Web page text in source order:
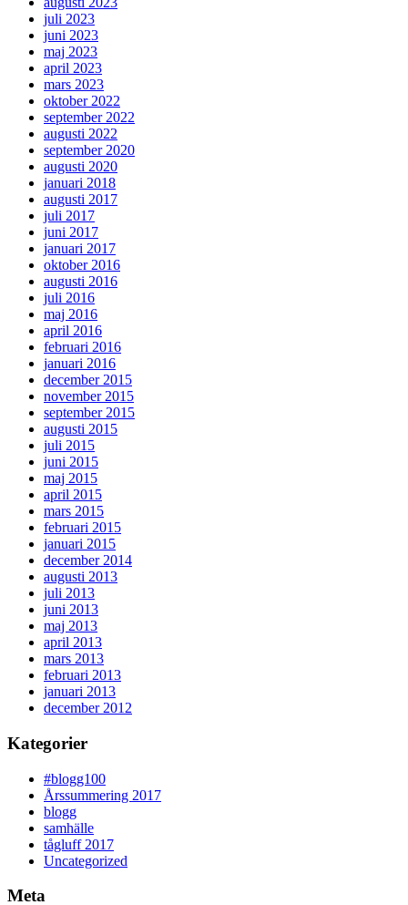
juli 2023
juni 2023
maj 2023
april 2023
mars 2023
oktober 2022
september 2022
augusti 2022
september 2020
augusti 2020
januari 2018
augusti 2017
juli 2017
juni 2017
januari 2017
oktober 2016
augusti 2016
juli 2016
maj 2016
april 2016
februari 2016
januari 2016
december 2015
november 2015
september 2015
augusti 2015
juli 2015
juni 2015
maj 2015
april 2015
mars 2015
februari 2015
januari 2015
december 2014
augusti 2013
juli 2013
juni 2013
maj 2013
april 2013
mars 2013
februari 2013
januari 2013
december 2012
Kategorier
#blogg100
Årssummering 2017
blogg
samhälle
tågluff 2017
Uncategorized
Meta